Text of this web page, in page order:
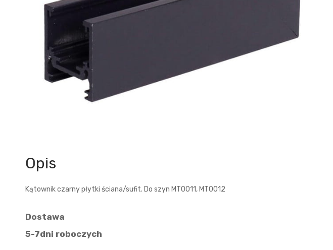
Opis
Kątownik czarny płytki ściana/sufit. Do szyn MT0011, MT0012
Dostawa
5-7dni roboczych